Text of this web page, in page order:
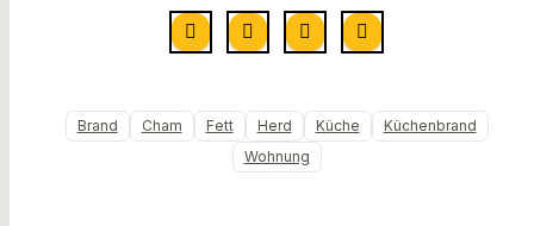
Brand Cham Fett Herd Küche
Küchenbrand
Wohnung